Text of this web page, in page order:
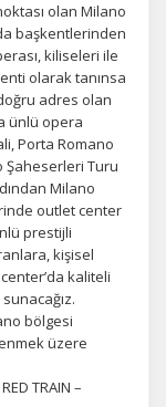
olan Milano
başkentlerinden
kiliseleri ile
olarak tanınsa
adres olan
ünlü opera
Porta Romano
Şaheserleri Turu
Milano
outlet center
prestijli
kişisel
kaliteli
bölgesi
üzere
TRAIN –